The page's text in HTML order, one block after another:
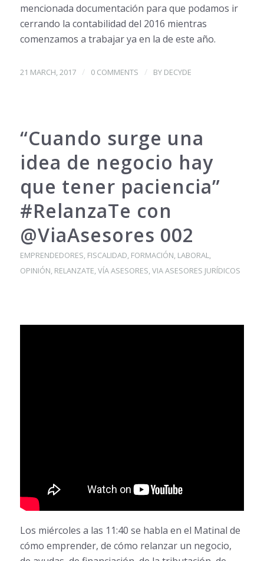
mencionada documentación para que podamos ir
cerrando la contabilidad del 2016 mientras
comenzamos a trabajar ya en la de este año.
21 MARCH, 2017 / 0 COMMENTS / BY DECYDE
“Cuando surge una
idea de negocio hay
que tener paciencia”
#RelanzaTe con
@ViaAsesores 002
EMPRENDEDORES, FISCALIDAD, FORMACIÓN, LABORAL,
OPINIÓN, RELANZATE,VÍA ASESORES,VIA ASESORES JURÍDICOS
Los miércoles a las 11:40 se habla en el Matinal de
cómo emprender, de cómo relanzar un negocio,